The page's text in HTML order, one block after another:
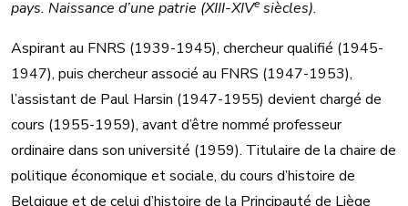
pays. Naissance d’une patrie (XIII-XIVe siècles).
Aspirant au FNRS (1939-1945), chercheur qualifié (1945-
1947), puis chercheur associé au FNRS (1947-1953),
l’assistant de Paul Harsin (1947-1955) devient chargé de
cours (1955-1959), avant d’être nommé professeur
ordinaire dans son université (1959). Titulaire de la chaire de
politique économique et sociale, du cours d’histoire de
Belgique et de celui d’histoire de la Principauté de Liège